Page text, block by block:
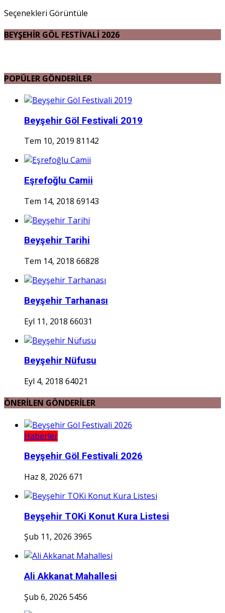
Seçenekleri Görüntüle
BEYŞEHİR GÖL FESTİVALİ 2026
POPÜLER GÖNDERİLER
Beyşehir Göl Festivali 2019
Tem 10, 2019 81142
Eşrefoğlu Camii
Tem 14, 2018 69143
Beyşehir Tarihi
Tem 14, 2018 66828
Beyşehir Tarhanası
Eyl 11, 2018 66031
Beyşehir Nüfusu
Eyl 4, 2018 64021
ÖNERİLEN GÖNDERİLER
Haberler
Beyşehir Göl Festivali 2026
Haz 8, 2026 671
Beyşehir TOKi Konut Kura Listesi
Şub 11, 2026 3965
Ali Akkanat Mahallesi
Şub 6, 2026 5456